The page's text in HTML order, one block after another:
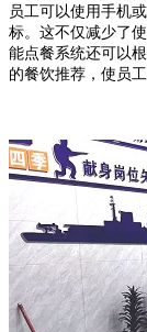
员工可以使用手机
标。这不仅减少了
能点餐系统还可以
的餐饮推荐，使员